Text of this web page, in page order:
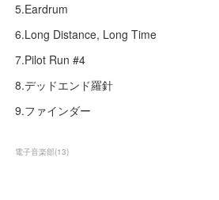
5.Eardrum
6.Long Distance, Long Time
7.Pilot Run #4
8.デッドエンド羅針
9.ファインダー
電子音楽部(13)